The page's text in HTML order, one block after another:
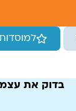
למוסדות
בדוק את